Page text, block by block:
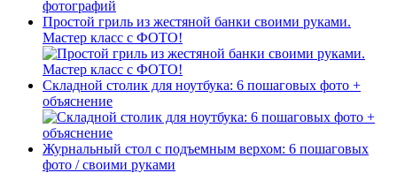
Простой гриль из жестяной банки своими руками.
Мастер класс с ФОТО!
Складной столик для ноутбука: 6 пошаговых фото +
объяснение
Журнальный стол с подъемным верхом: 6 пошаговых
фото / своими руками